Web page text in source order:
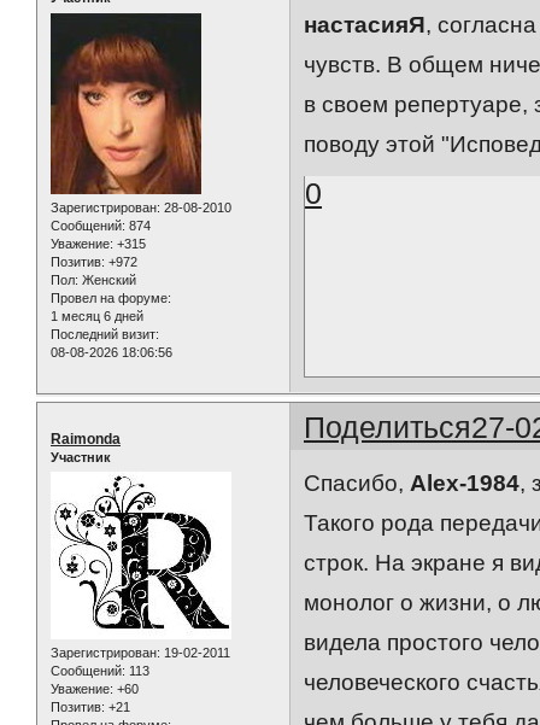
Зарегистрирован: 28-08-2010
Сообщений: 874
Уважение: +315
Позитив: +972
Пол: Женский
Провел на форуме:
1 месяц 6 дней
Последний визит:
08-08-2026 18:06:56
настасияЯ,
чувств. В общем
в своем
поводу этой
0
Поделиться27-
Raimonda
Участник
Зарегистрирован: 19-02-2011
Сообщений: 113
Уважение: +60
Позитив: +21
Спасибо,Alex-1984,
Такого рода
строк. На экране я
монолог о жизни, о
видела простого
человеческого